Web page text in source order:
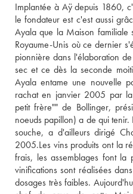
Implantée à Aÿ depuis 1860,
le fondateur est c'est aussi
Ayala que la Maison familiale
Royaume-Unis où ce dernier
pionnière dans l'élaboration
sec et ce dès la seconde
Ayala entame une nouvelle
rachat en janvier 2005 par la
petit frère"" de Bollinger,
noeuds papillon) a de qui
souche, a d'ailleurs dirigé
2005.Les vins produits ont la
frais, les assemblages font
vinifications sont réalisées
dosages très faibles.